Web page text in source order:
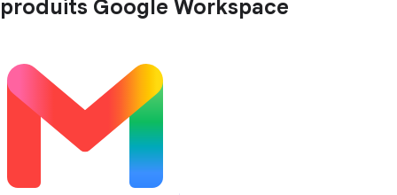
produits Google Workspace